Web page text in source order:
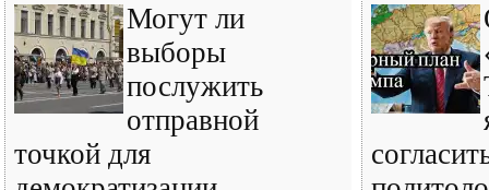
Могут ли
выборы
послужить
отправной
точкой для